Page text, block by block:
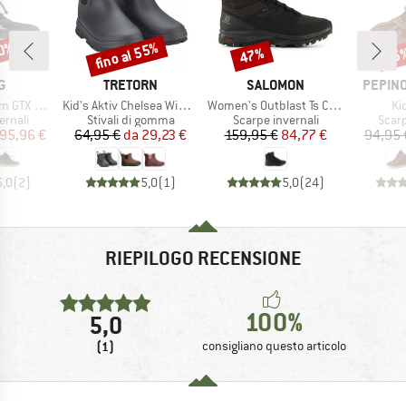
1V SL
ridotto
€
(2)
MARCHIO
TRETORN
Articolo
Kid's Aktiv Chelsea Winter
Gruppo di prodotti
Stivali di gomma
Prezzo
64,95 € Prezzo ridotto
da 29,23 €
5,0(1)
Sconto
fino al 55%
MARCHIO
SALOMON
Articolo
Women's Outblast Ts CSWP
Gruppo di prodotti
Scarpe invernali
Prezzo
159,95 €Prezzo ridotto
84,77 €
5,0(24)
Sconto
47%
94,95
RIEPILOGO RECENSIONE
5,0
(1)
100%
consigliano questo articolo